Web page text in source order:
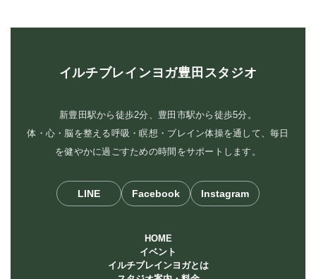
イルチブレインヨガ豊田スタジオ
新豊田駅から徒歩2分、豊田市駅から徒歩5分。
体・心・脳を整える呼吸・瞑想・ブレイン体操を通して、毎日
を健やかに過ごすための時間をサポートします。
LINE Facebook Instagram
HOME
イベント
イルチブレインヨガとは